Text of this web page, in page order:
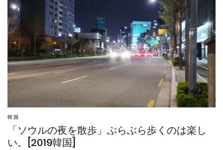
韓国
「ソウルの夜を散歩」ぶらぶら歩くのは楽し
い。[2019韓国]